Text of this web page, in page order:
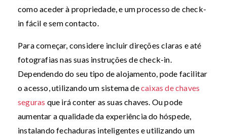
como aceder à propriedade, e um processo de check-
in fácil e sem contacto.
Para começar, considere incluir direções claras e até
fotografias nas suas instruções de check-in.
Dependendo do seu tipo de alojamento, pode facilitar
o acesso, utilizando um sistema decaixas de chaves
seguras que irá conter as suas chaves. Ou pode
aumentar a qualidade da experiência do hóspede,
instalando fechaduras inteligentes e utilizando um